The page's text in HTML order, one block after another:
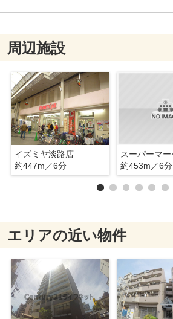
周辺施設
イズミヤ淡路店
約447m／6分
約453m／6分
エリアの近い物件